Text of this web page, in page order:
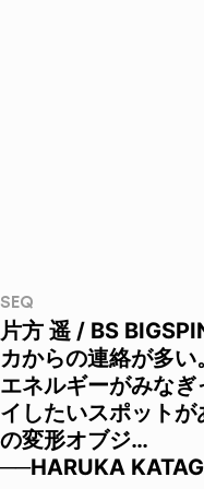
SEQ
片方 遥 / BS
カからの連絡が多い
エネルギーがみな
イしたいスポット
の変形オブジ…
──HARUKA